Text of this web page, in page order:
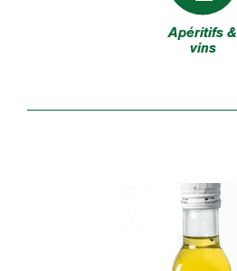
Apéritifs &
vins